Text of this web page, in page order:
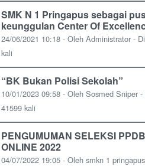
SMK N 1 Pringapus sebagai
keunggulan Center Of
24/06/2021 10:18 - Oleh Administrator -
kali
“BK Bukan Polisi Sekolah”
10/01/2023 09:58 - Oleh Sosmed Sniper
41599 kali
PENGUMUMAN SELEKSI PPDB
ONLINE 2022
04/07/2022 19:05 - Oleh smkn 1